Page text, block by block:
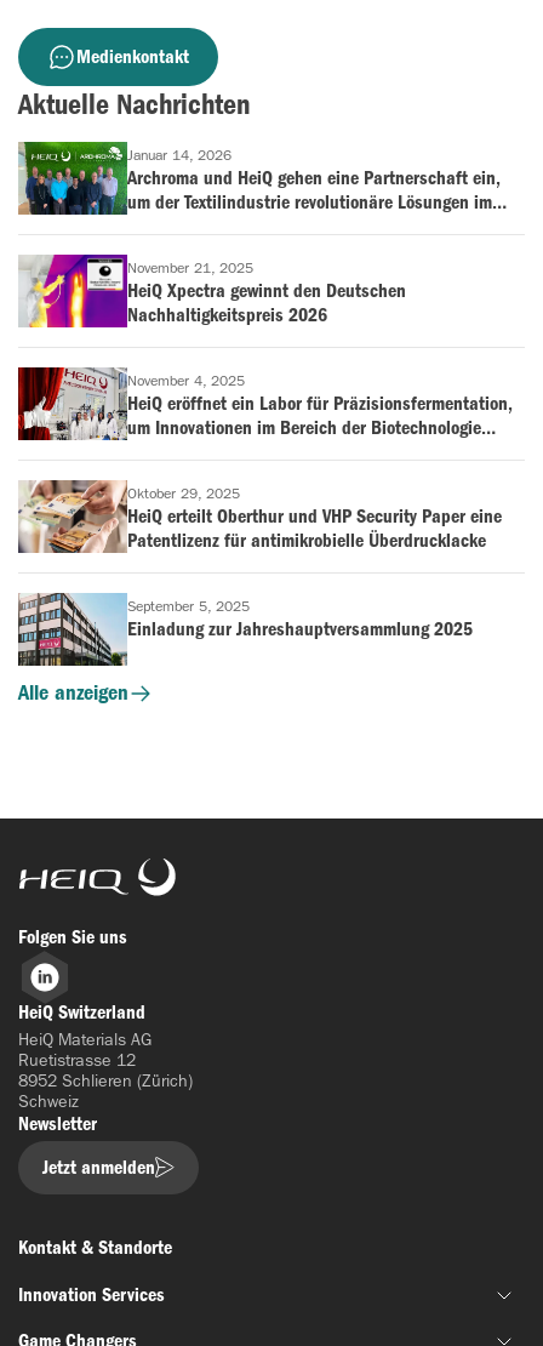
Medienkontakt
Aktuelle Nachrichten
Januar 14, 2026
Archroma und HeiQ gehen eine Partnerschaft ein,
um der Textilindustrie revolutionäre Lösungen im
November 21, 2025
HeiQ Xpectra gewinnt den Deutschen
Nachhaltigkeitspreis 2026
November 4, 2025
HeiQ eröffnet ein Labor für Präzisionsfermentation,
um Innovationen im Bereich der Biotechnologie
Oktober 29, 2025
HeiQ erteilt Oberthur und VHP Security Paper eine
Patentlizenz für antimikrobielle Überdrucklacke
September 5, 2025
Einladung zur Jahreshauptversammlung 2025
Alle anzeigen
HeiQ
Folgen Sie uns
LinkedIn
HeiQ Switzerland
HeiQ Materials AG
Ruetistrasse 12
8952 Schlieren (Zürich)
Schweiz
Newsletter
Jetzt anmelden
Kontakt & Standorte
Innovation Services
Gemeinsame Materialentwicklung
Game Changers